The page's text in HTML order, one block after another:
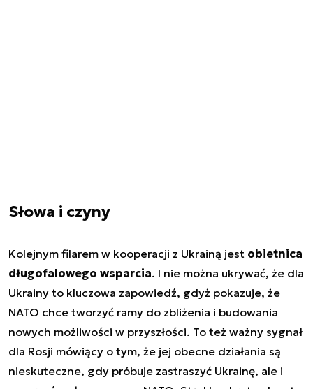
Słowa i czyny
Kolejnym filarem w kooperacji z Ukrainą jest obietnica
długofalowego wsparcia. I nie można ukrywać, że dla
Ukrainy to kluczowa zapowiedź, gdyż pokazuje, że
NATO chce tworzyć ramy do zbliżenia i budowania
nowych możliwości w przyszłości. To też ważny sygnał
dla Rosji mówiący o tym, że jej obecne działania są
nieskuteczne, gdy próbuje zastraszyć Ukrainę, ale i